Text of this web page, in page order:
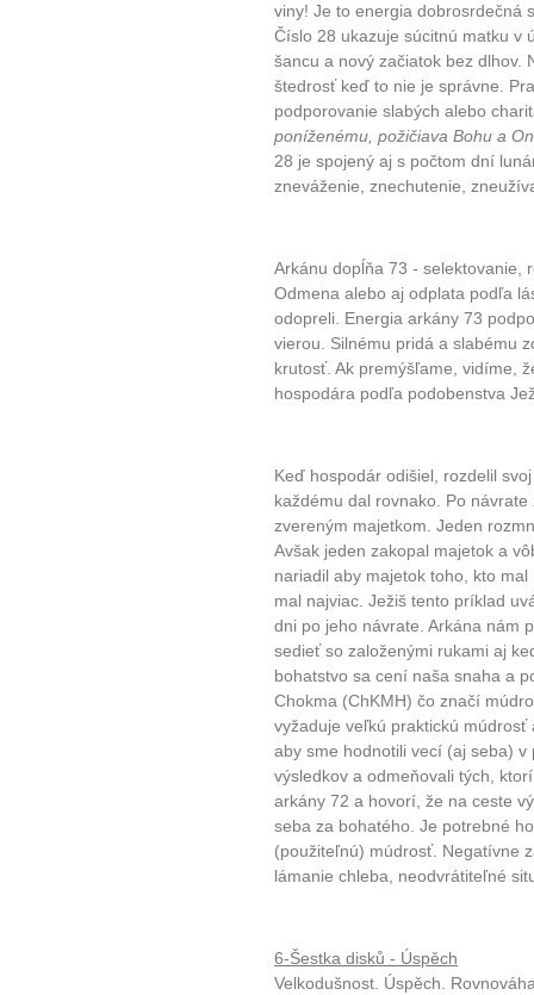
viny! Je to energia dobrosrdečná
Číslo 28 ukazuje súcitnú matku v
šancu a nový začiatok bez dlhov.
štedrosť keď to nie je správne.
podporovanie slabých alebo
poníženému, požičiava Bohu a
28 je spojený aj s počtom dní
zneváženie, znechutenie,
Arkánu dopĺňa 73 - selektovanie,
Odmena alebo aj odplata podľa
odopreli. Energia arkány 73
vierou. Silnému pridá a slabému
krutosť. Ak premýšľame, vidíme,
hospodára podľa podobenstva
Keď hospodár odišiel, rozdelil
každému dal rovnako. Po
zvereným majetkom. Jeden
Avšak jeden zakopal majetok a
nariadil aby majetok toho, kto
mal najviac. Ježiš tento príklad
dni po jeho návrate. Arkána nám
sedieť so založenými rukami aj
bohatstvo sa cení naša snaha a
Chokma (ChKMH) čo značí
vyžaduje veľkú praktickú
aby sme hodnotili vecí (aj seba)
výsledkov a odmeňovali tých,
arkány 72 a hovorí, že na ceste
seba za bohatého. Je potrebné
(použiteľnú) múdrosť. Negatívne
lámanie chleba, neodvrátiteľné
6-Šestka disků - Úspěch
Velkodušnost. Úspěch.